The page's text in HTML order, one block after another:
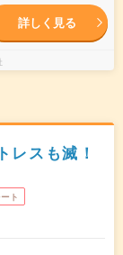
詳しく見る
レスも滅！
ト